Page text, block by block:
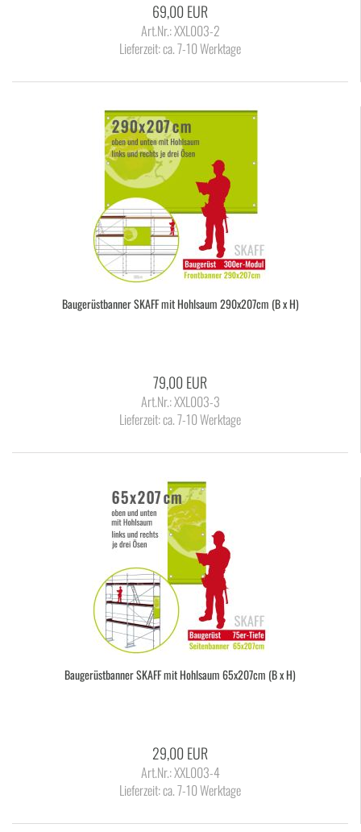
69,00 EUR
Art.Nr.: XXL003-2
Lieferzeit:ca. 7-10 Werktage
Bau­ge­rüst­ban­ner SKAFF mit Hohl­saum 290x207cm (B x H)
79,00 EUR
Art.Nr.: XXL003-3
Lieferzeit:ca. 7-10 Werktage
Bau­ge­rüst­ban­ner SKAFF mit Hohl­saum 65x207cm (B x H)
29,00 EUR
Art.Nr.: XXL003-4
Lieferzeit:ca. 7-10 Werktage